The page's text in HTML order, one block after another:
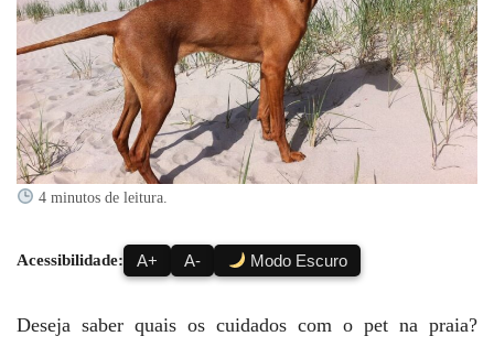
4 minutos de leitura.
Acessibilidade: A+ A- Modo Escuro
Deseja saber quais os cuidados com o pet na praia?